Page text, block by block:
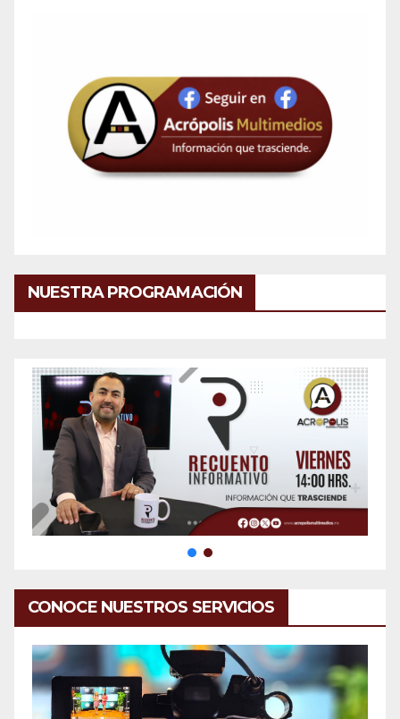
NUESTRA PROGRAMACIÓN
CONOCE NUESTROS SERVICIOS